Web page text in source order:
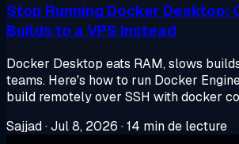
Stop Running Docker Desktop:
Builds to a VPS Instead
Docker Desktop eats RAM, slows
teams. Here's how to run Docker
build remotely over SSH with docker
Sajjad·Jul 8, 2026 ·14 min de lecture